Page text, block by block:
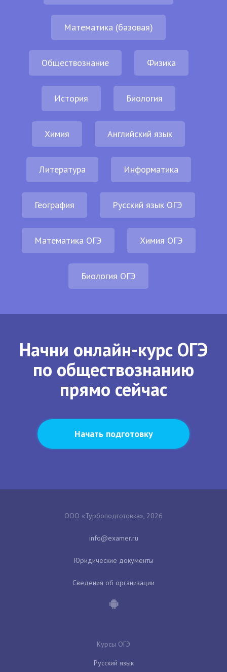
Математика (базовая)
Обществознание Физика
История Биология
Химия Английский язык
Литература Информатика
География Русский язык ОГЭ
Математика ОГЭ Химия ОГЭ
Биология ОГЭ
Начни онлайн-курс ОГЭ
по обществознанию
прямо сейчас
Начать подготовку
ООО «Турбоподготовка», 2026
Юридические документы
Сведения об организации
Курсы ОГЭ
Русский язык